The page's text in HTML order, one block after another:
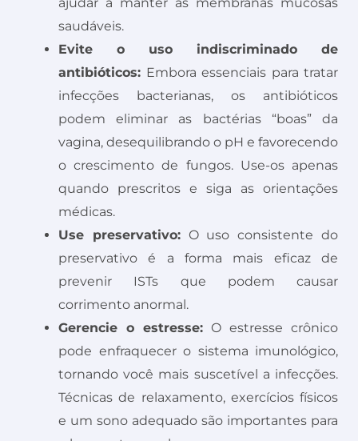
saudáveis.
Evite o uso indiscriminado de
antibióticos: Embora essenciais para tratar
infecções bacterianas, os antibióticos
podem eliminar as bactérias “boas” da
vagina, desequilibrando o pH e favorecendo
o crescimento de fungos. Use-os apenas
quando prescritos e siga as orientações
médicas.
Use preservativo:O uso consistente do
preservativo é a forma mais eficaz de
prevenir ISTs que podem causar
corrimento anormal.
Gerencie o estresse: O estresse crônico
pode enfraquecer o sistema imunológico,
tornando você mais suscetível a infecções.
Técnicas de relaxamento, exercícios físicos
e um sono adequado são importantes para